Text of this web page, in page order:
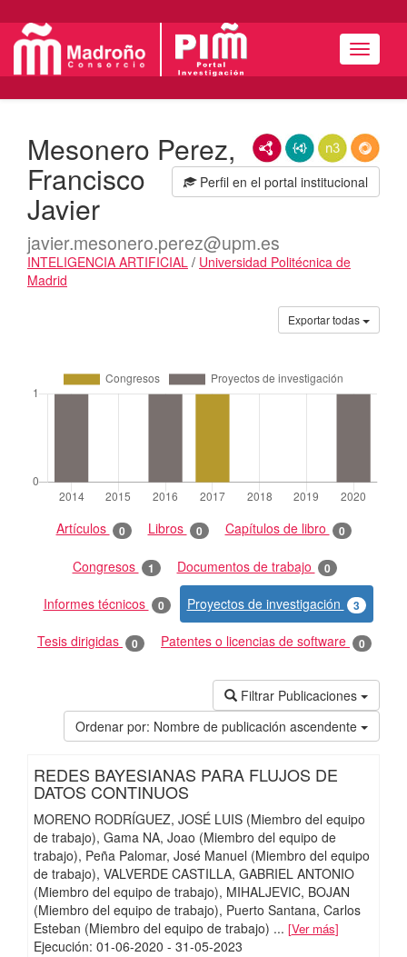
Menú
RDF/XMLJSON-LDN3/Turtle
Perfil en el portal institucional
Mesonero Perez,
Francisco
Javier
javier.mesonero.perez@upm.es
INTELIGENCIA ARTIFICIAL / Universidad Politécnica de
Madrid
Exportar todas
Artículos 0 Libros 0 Capítulos de libro 0
Congresos 1 Documentos de trabajo 0
Informes técnicos 0 Proyectos de investigación 3
Tesis dirigidas 0 Patentes o licencias de software 0
Filtrar Publicaciones
Ordenar por: Nombre de publicación ascendente
REDES BAYESIANAS PARA FLUJOS DE
DATOS CONTINUOS
MORENO RODRÍGUEZ, JOSÉ LUIS (Miembro del equipo
de trabajo) Gama NA, Joao (Miembro del equipo de
trabajo) Peña Palomar, José Manuel (Miembro del equipo
de trabajo) VALVERDE CASTILLA, GABRIEL ANTONIO
(Miembro del equipo de trabajo) MIHALJEVIC, BOJAN
(Miembro del equipo de trabajo) Puerto Santana, Carlos
Esteban (Miembro del equipo de trabajo) ... Ver más
Ejecución: 01-06-2020 - 31-05-2023